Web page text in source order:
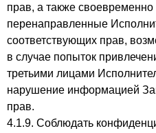
прав, а также своевременно
перенаправленные
соответствующих прав,
в случае попыток
третьими лицами
нарушение информацией
прав.
4.1.9. Соблюдать